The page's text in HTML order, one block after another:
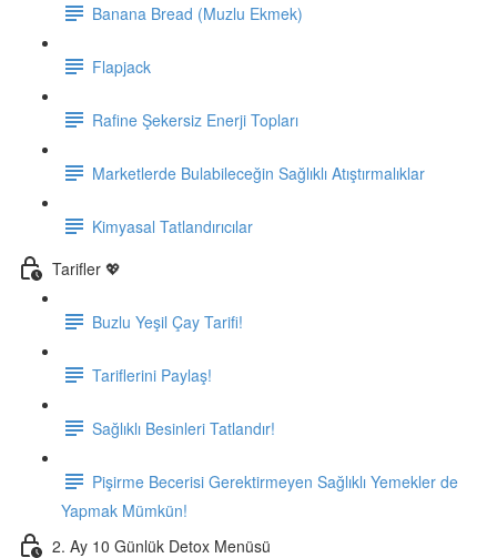
Banana Bread (Muzlu Ekmek)
Flapjack
Rafine Şekersiz Enerji Topları
Marketlerde Bulabileceğin Sağlıklı Atıştırmalıklar
Kimyasal Tatlandırıcılar
Tarifler 💖
Buzlu Yeşil Çay Tarifi!
Tariflerini Paylaş!
Sağlıklı Besinleri Tatlandır!
Pişirme Becerisi Gerektirmeyen Sağlıklı Yemekler de
Yapmak Mümkün!
2. Ay 10 Günlük Detox Menüsü